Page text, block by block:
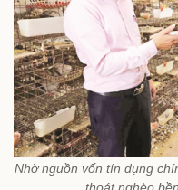
Nhờ nguồn vốn tín dụng